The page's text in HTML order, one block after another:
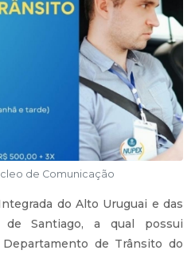
de Comunicação
do Alto Uruguai e das
de Santiago, a qual possui
de Trânsito do